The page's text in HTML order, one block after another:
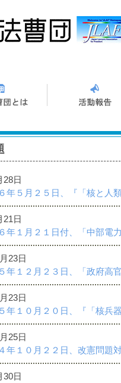
28日
年５月２５日、『「核と
21日
年１月２１日付、「中部
23日
年１２月２３日、「政府
23日
年１０月２０日、『「核兵
25日
年１０月２２日、改憲問
30日